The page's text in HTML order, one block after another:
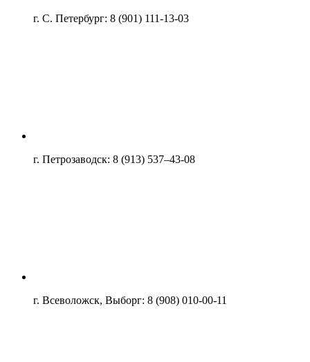
г. С. Петербург: 8 (901) 111-13-03
г. Петрозаводск: 8 (913) 537–43-08
г. Всеволожск, Выборг: 8 (908) 010-00-11